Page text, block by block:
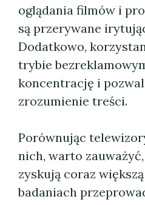
oglądania filmów i
są przerywane
Dodatkowo,
trybie
koncentrację i
zrozumienie treści.
Porównując
nich, warto
zyskują coraz
badaniach